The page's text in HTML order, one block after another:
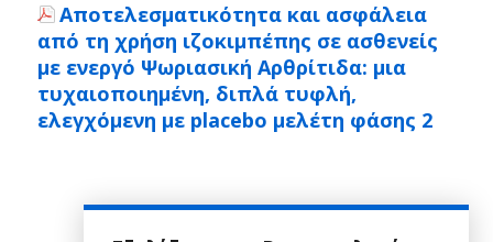
Αποτελεσματικότητα και ασφάλεια
από τη χρήση ιζοκιμπέπης σε ασθενείς
με ενεργό Ψωριασική Αρθρίτιδα: μια
τυχαιοποιημένη, διπλά τυφλή,
ελεγχόμενη με placebo μελέτη φάσης 2